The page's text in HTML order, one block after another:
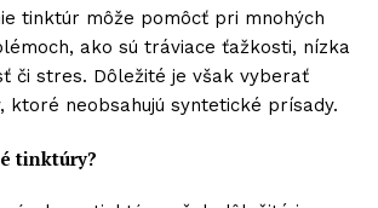
tinktúr môže pomôcť pri mnohých
ako sú tráviace ťažkosti, nízka
či stres. Dôležité je však vyberať
ktoré neobsahujú syntetické prísady.
tinktúry?